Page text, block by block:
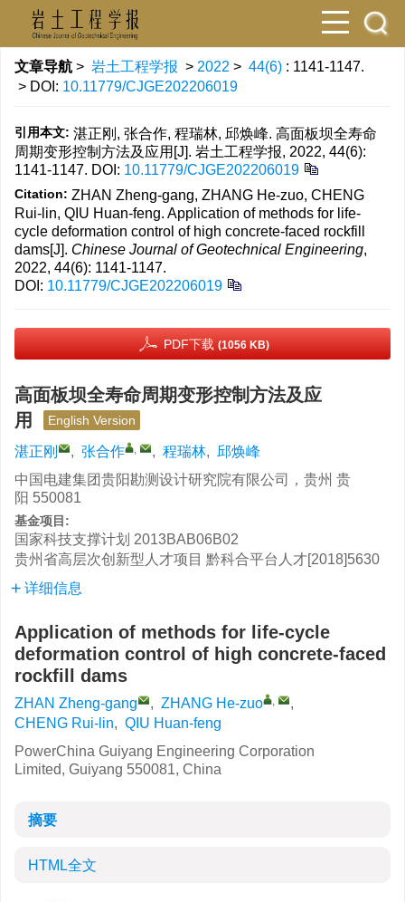
文章导航 > 岩土工程学报 > 2022 > 44(6) : 1141-1147.
> DOI: 10.11779/CJGE202206019
引用本文: 湛正刚, 张合作, 程瑞林, 邱焕峰. 高面板坝全寿命
周期变形控制方法及应用[J]. 岩土工程学报, 2022, 44(6):
1141-1147. DOI: 10.11779/CJGE202206019
Citation: ZHAN Zheng-gang, ZHANG He-zuo, CHENG
Rui-lin, QIU Huan-feng. Application of methods for life-
cycle deformation control of high concrete-faced rockfill
dams[J]. Chinese Journal of Geotechnical Engineering,
2022, 44(6): 1141-1147.
DOI: 10.11779/CJGE202206019
PDF下载 (1056 KB)
高面板坝全寿命周期变形控制方法及应
用
English Version
湛正刚 , 张合作 , , 程瑞林, 邱焕峰
中国电建集团贵阳勘测设计研究院有限公司，贵州 贵
阳 550081
基金项目:
国家科技支撑计划 2013BAB06B02
贵州省高层次创新型人才项目 黔科合平台人才[2018]5630
详细信息
Application of methods for life-cycle
deformation control of high concrete-faced
rockfill dams
ZHAN Zheng-gang , ZHANG He-zuo ,
,
CHENG Rui-lin, QIU Huan-feng
PowerChina Guiyang Engineering Corporation
Limited, Guiyang 550081, China
摘要
HTML全文